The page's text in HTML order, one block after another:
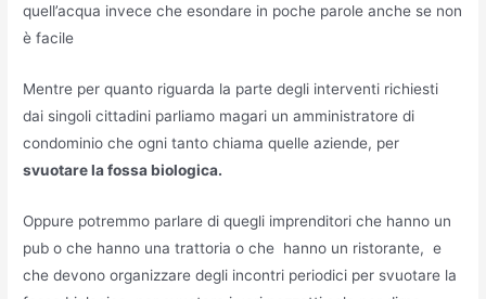
quell’acqua invece che esondare in poche parole anche se non
è facile
Mentre per quanto riguarda la parte degli interventi richiesti
dai singoli cittadini parliamo magari un amministratore di
condominio che ogni tanto chiama quelle aziende, per
svuotare la fossa biologica.
Oppure potremmo parlare di quegli imprenditori che hanno un
pub o che hanno una trattoria o che hanno un ristorante, e
che devono organizzare degli incontri periodici per svuotare la